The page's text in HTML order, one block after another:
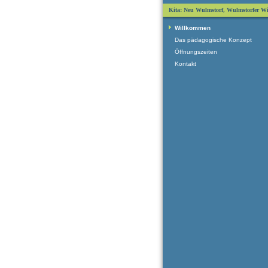
Kita: Neu Wulmstorf, Wulmstorfer
Willkommen
Das pädagogische Konzept
Öffnungszeiten
Kontakt